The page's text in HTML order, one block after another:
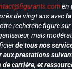
en
de vingt ans avec
recherche figure
mais
de tous nos
aux prestations
carrière, et